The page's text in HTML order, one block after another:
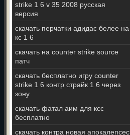
strike 1 6 v 35 2008 русская
версия
скачать перчатки адидас белее на
кс 1 6
скачать на counter strike source
патч
скачать бесплатно игру counter
strike 1 6 контр страйк 1 6 через
зону
скачать фатал аим для ксс
бесплатно
скачать контра новая апокалепсес